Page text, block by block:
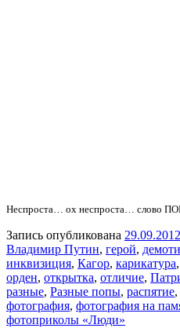
Неспроста… ох неспроста… слово
Запись опубликована 29.09.2012
Владимир Путин, герой,
инквизиция, Кагор, карикатура,
орден, открытка, отличие,
разные, Разные попы, распятие,
фотография, фотография на
фотоприколы «Люди»